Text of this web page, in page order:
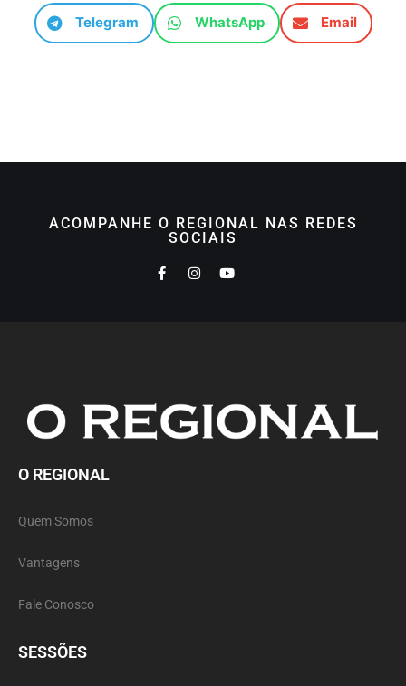
Telegram WhatsApp Email
ACOMPANHE O REGIONAL NAS REDES
SOCIAIS
O REGIONAL
Quem Somos
Vantagens
Fale Conosco
SESSÕES